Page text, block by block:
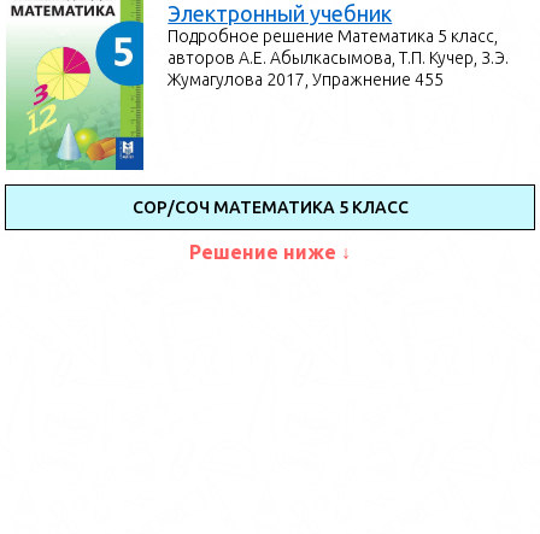
Электронный учебник
Подробное решение Математика 5 класс,
авторов А.Е. Абылкасымова, Т.П. Кучер, З.Э.
Жумагулова 2017, Упражнение 455
СОР/СОЧ МАТЕМАТИКА 5 КЛАСС
Решение ниже ↓